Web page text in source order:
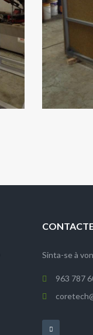
Sinta-se à
963 787